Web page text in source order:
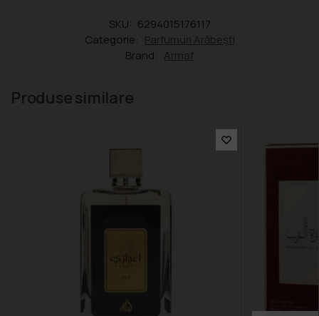
SKU: 6294015176117
Categorie: Parfumuri Arăbești
Brand: Armaf
Produse similare